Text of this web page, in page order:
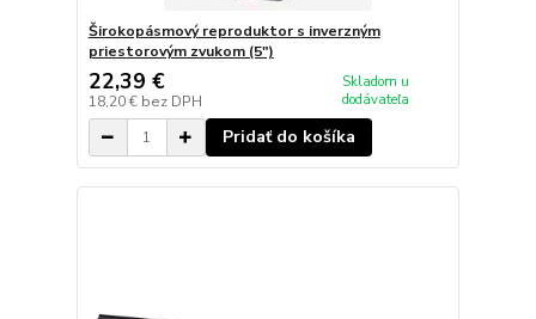
Širokopásmový reproduktor s inverzným
priestorovým zvukom (5")
22,39 €
18,20 € bez DPH
Skladom u
dodávateľa
Pridať do košíka